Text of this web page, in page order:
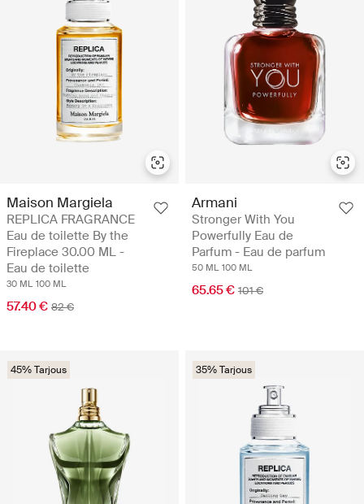
Maison Margiela
REPLICA FRAGRANCE
Eau de toilette By the
Fireplace 30.00 ML -
Eau de toilette
30 ML 100 ML
57.40 € 82 €
Armani
Stronger With You
Powerfully Eau de
Parfum - Eau de parfum
50 ML 100 ML
65.65 € 101 €
45% Tarjous 35% Tarjous